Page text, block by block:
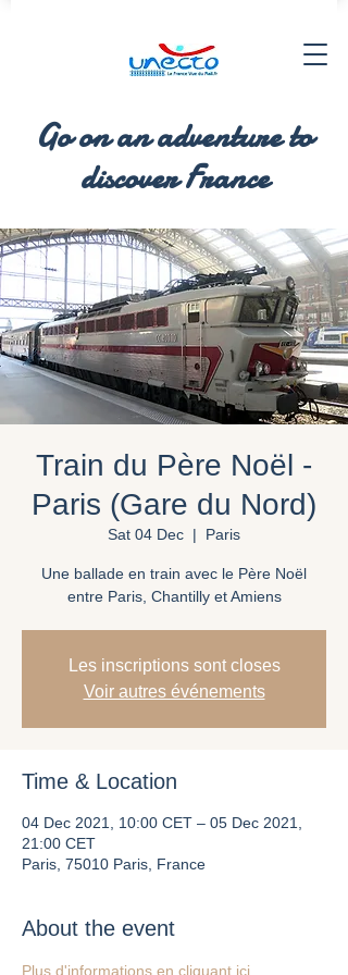
Go on an adventure to
discover France
Train du Père Noël -
Paris (Gare du Nord)
Sat 04 Dec
  |
Paris
Une ballade en train avec le Père Noël
entre Paris, Chantilly et Amiens
Les inscriptions sont closes
Voir autres événements
Time & Location
04 Dec 2021, 10:00 CET – 05 Dec 2021,
21:00 CET
Paris, 75010 Paris, France
About the event
Plus d'informations en cliquant ici